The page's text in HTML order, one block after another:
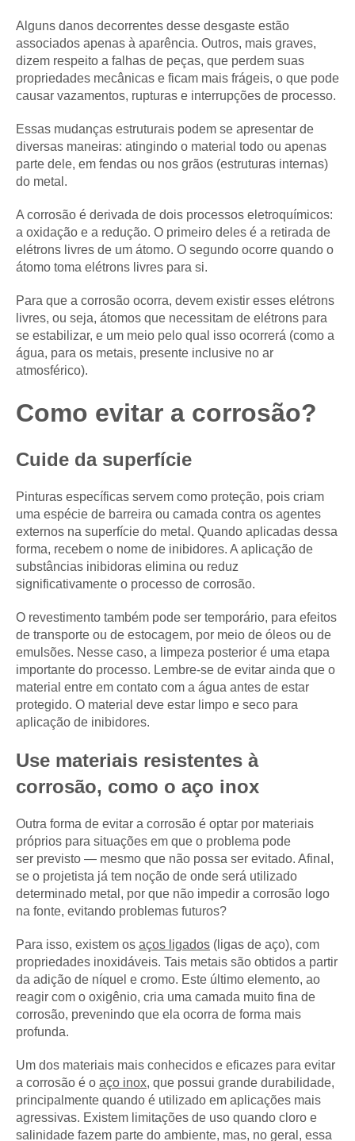
Alguns danos decorrentes desse desgaste estão
associados apenas à aparência. Outros, mais graves,
dizem respeito a falhas de peças, que perdem suas
propriedades mecânicas e ficam mais frágeis, o que pode
causar vazamentos, rupturas e interrupções de processo.
Essas mudanças estruturais podem se apresentar de
diversas maneiras: atingindo o material todo ou apenas
parte dele, em fendas ou nos grãos (estruturas internas)
do metal.
A corrosão é derivada de dois processos eletroquímicos:
a oxidação e a redução. O primeiro deles é a retirada de
elétrons livres de um átomo. O segundo ocorre quando o
átomo toma elétrons livres para si.
Para que a corrosão ocorra, devem existir esses elétrons
livres, ou seja, átomos que necessitam de elétrons para
se estabilizar, e um meio pelo qual isso ocorrerá (como a
água, para os metais, presente inclusive no ar
atmosférico).
Como evitar a corrosão?
Cuide da superfície
Pinturas específicas servem como proteção, pois criam
uma espécie de barreira ou camada contra os agentes
externos na superfície do metal. Quando aplicadas dessa
forma, recebem o nome de inibidores. A aplicação de
substâncias inibidoras elimina ou reduz
significativamente o processo de corrosão.
O revestimento também pode ser temporário, para efeitos
de transporte ou de estocagem, por meio de óleos ou de
emulsões. Nesse caso, a limpeza posterior é uma etapa
importante do processo. Lembre-se de evitar ainda que o
material entre em contato com a água antes de estar
protegido. O material deve estar limpo e seco para
aplicação de inibidores.
Use materiais resistentes à
corrosão, como o aço inox
Outra forma de evitar a corrosão é optar por materiais
próprios para situações em que o problema pode
ser previsto — mesmo que não possa ser evitado. Afinal,
se o projetista já tem noção de onde será utilizado
determinado metal, por que não impedir a corrosão logo
na fonte, evitando problemas futuros?
Para isso, existem os aços ligados (ligas de aço), com
propriedades inoxidáveis. Tais metais são obtidos a partir
da adição de níquel e cromo. Este último elemento, ao
reagir com o oxigênio, cria uma camada muito fina de
corrosão, prevenindo que ela ocorra de forma mais
profunda.
Um dos materiais mais conhecidos e eficazes para evitar
a corrosão é o aço inox, que possui grande durabilidade,
principalmente quando é utilizado em aplicações mais
agressivas. Existem limitações de uso quando cloro e
salinidade fazem parte do ambiente, mas, no geral, essa